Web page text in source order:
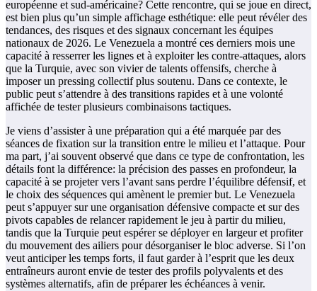
européenne et sud-américaine? Cette rencontre, qui se joue en direct,
est bien plus qu’un simple affichage esthétique: elle peut révéler des
tendances, des risques et des signaux concernant les équipes
nationaux de 2026. Le Venezuela a montré ces derniers mois une
capacité à resserrer les lignes et à exploiter les contre-attaques, alors
que la Turquie, avec son vivier de talents offensifs, cherche à
imposer un pressing collectif plus soutenu. Dans ce contexte, le
public peut s’attendre à des transitions rapides et à une volonté
affichée de tester plusieurs combinaisons tactiques.
Je viens d’assister à une préparation qui a été marquée par des
séances de fixation sur la transition entre le milieu et l’attaque. Pour
ma part, j’ai souvent observé que dans ce type de confrontation, les
détails font la différence: la précision des passes en profondeur, la
capacité à se projeter vers l’avant sans perdre l’équilibre défensif, et
le choix des séquences qui amènent le premier but. Le Venezuela
peut s’appuyer sur une organisation défensive compacte et sur des
pivots capables de relancer rapidement le jeu à partir du milieu,
tandis que la Turquie peut espérer se déployer en largeur et profiter
du mouvement des ailiers pour désorganiser le bloc adverse. Si l’on
veut anticiper les temps forts, il faut garder à l’esprit que les deux
entraîneurs auront envie de tester des profils polyvalents et des
systèmes alternatifs, afin de préparer les échéances à venir.